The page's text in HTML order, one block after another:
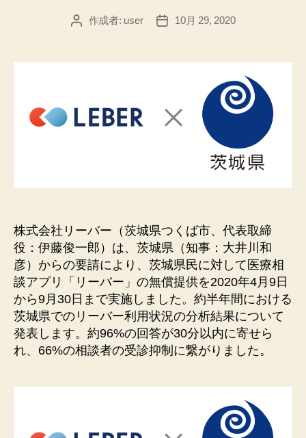
投 作成者: user
投
10月 29, 2020
株式会社リーバー（茨城県つくば市、代表取締
役：伊藤俊一郎）は、茨城県（知事：大井川和
彦）からの要請により、茨城県⺠に対して医療相
談アプリ「リーバー」の無償提供を2020年4月9日
から9月30日まで実施しました。約半年間における
茨城県でのリーバー利用状況の分析結果について
発表します。約96%の回答が30分以内に寄せら
れ、66%の相談者の受診抑制に繋がりました。